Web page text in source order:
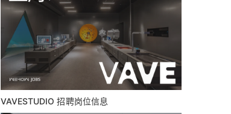
VAVESTUDIO 招聘岗位信息